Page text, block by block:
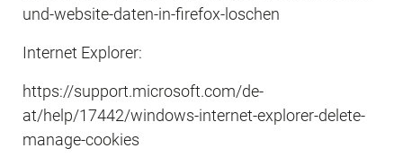
und-website-daten-in-firefox-loschen
Internet Explorer:
https://support.microsoft.com/de-
at/help/17442/windows-internet-explorer-delete-
manage-cookies